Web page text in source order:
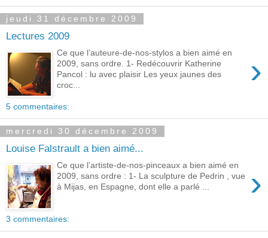
jeudi 31 décembre 2009
Lectures 2009
›
Ce que l’auteure-de-nos-stylos a bien aimé en
2009, sans ordre. 1- Redécouvrir Katherine
Pancol : lu avec plaisir Les yeux jaunes des
croc...
5 commentaires:
mercredi 30 décembre 2009
Louise Falstrault a bien aimé...
›
Ce que l’artiste-de-nos-pinceaux a bien aimé en
2009, sans ordre : 1- La sculpture de Pedrin , vue
à Mijas, en Espagne, dont elle a parlé ...
3 commentaires: